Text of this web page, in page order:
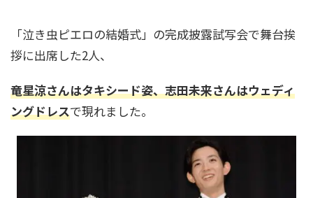
「泣き虫ピエロの結婚式」の完成披露試写会で舞台挨
拶に出席した2人、
竜星涼さんはタキシード姿、志田未来さんはウェディ
ングドレスで現れました。